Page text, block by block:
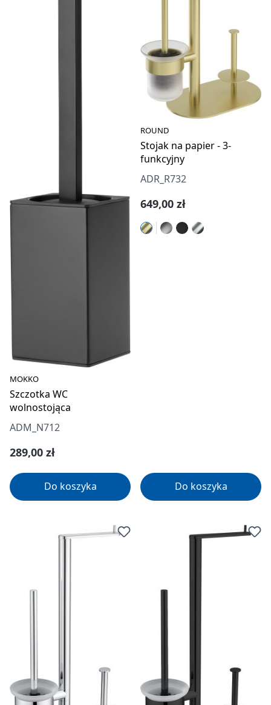
MOKKO
Szczotka WC
wolnostojąca
ADM_N712
Cena regularna:
289,00 zł
Do koszyka
ROUND
Stojak na papier - 3-
funkcyjny
ADR_R732
Cena regularna:
649,00 zł
Do koszyka